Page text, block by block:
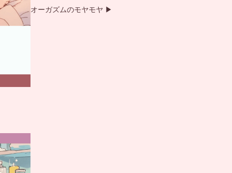
ム
ン
オーガズムのモヤモヤ ▶